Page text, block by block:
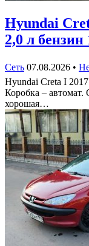
Hyundai
2,0 л бензин
Сеть 07.08.2026 •
Hyundai Creta I
Коробка – автомат.
хорошая…